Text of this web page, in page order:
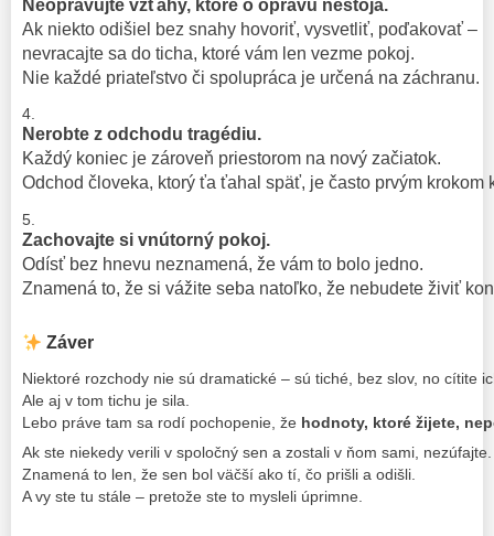
Neopravujte vzťahy, ktoré o opravu nestoja.
Ak niekto odišiel bez snahy hovoriť, vysvetliť, poďakovať –
nevracajte sa do ticha, ktoré vám len vezme pokoj.
Nie každé priateľstvo či spolupráca je určená na záchranu.
Nerobte z odchodu tragédiu.
Každý koniec je zároveň priestorom na nový začiatok.
Odchod človeka, ktorý ťa ťahal späť, je často prvým krokom
Zachovajte si vnútorný pokoj.
Odísť bez hnevu neznamená, že vám to bolo jedno.
Znamená to, že si vážite seba natoľko, že nebudete živiť
Záver
Niektoré rozchody nie sú dramatické – sú tiché, bez slov, no cítite
Ale aj v tom tichu je sila.
Lebo práve tam sa rodí pochopenie, že hodnoty, ktoré žijete,
Ak ste niekedy verili v spoločný sen a zostali v ňom sami, nezúfajte.
Znamená to len, že sen bol väčší ako tí, čo prišli a odišli.
A vy ste tu stále – pretože ste to mysleli úprimne.